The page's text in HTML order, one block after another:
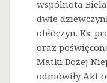
wspólnota
dwie
obłóczyn. Ks.
oraz
Matki Bożej
odmówiły Akt